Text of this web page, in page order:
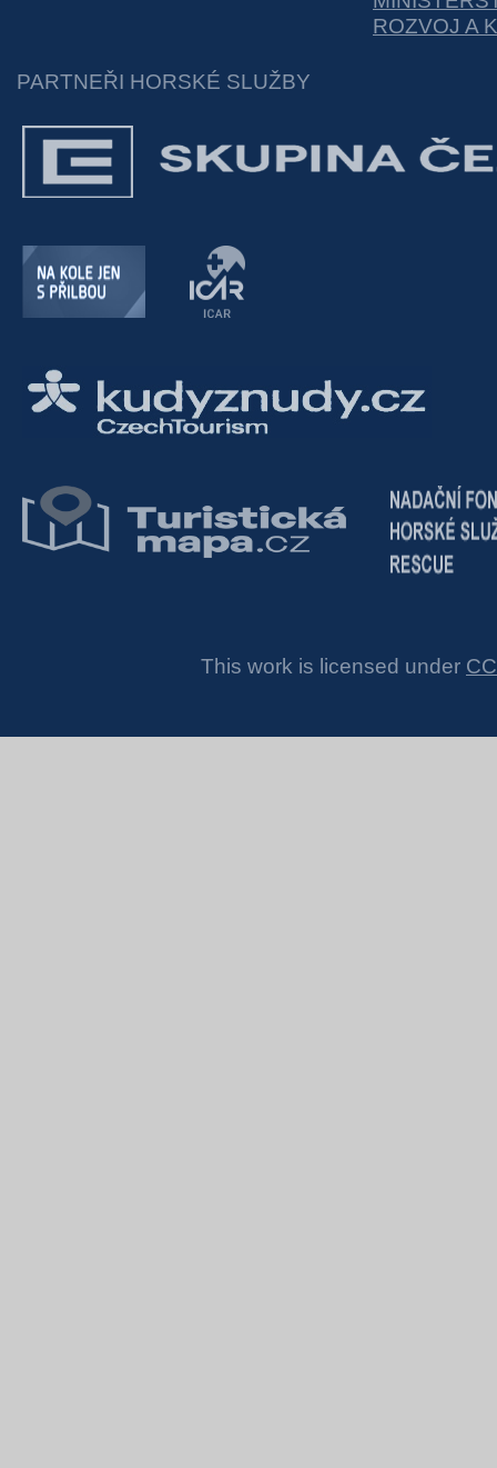
ROZVOJ A
PARTNEŘI HORSKÉ SLUŽBY
This work is licensed under